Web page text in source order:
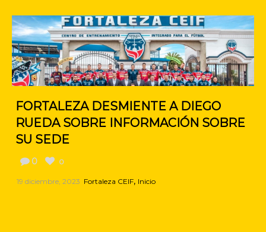
FORTALEZA DESMIENTE A DIEGO
RUEDA SOBRE INFORMACIÓN SOBRE
SU SEDE
0 0
19 diciembre, 2023 Fortaleza CEIF, Inicio